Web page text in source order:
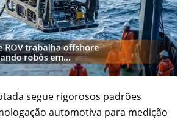
segue rigorosos padrões
automotiva para medição